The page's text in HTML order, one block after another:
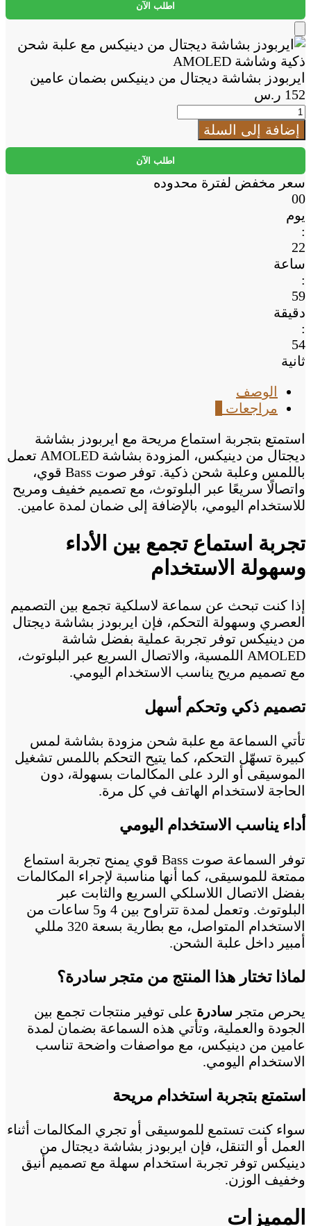
من
دينيكس
بضمان
عامين
اطلب الآن
Add
to
Cart
ايربودز بشاشة ديجتال من دينيكس بضمان عامين
152 ر.س
كمية
ايربودز
بشاشة
من
دينيكس
عامين
إضافة إلى السلة
اطلب الآن
سعر مخفض لفترة محدوده
00
يوم
:
22
ساعة
:
59
دقيقة
:
54
ثانية
الوصف
مراجعات
استمتع بتجربة استماع مريحة مع ايربودز بشاشة
ديجتال من دينيكس، المزودة بشاشة AMOLED تعمل
باللمس وعلبة شحن ذكية. توفر صوت Bass قوي،
واتصالًا سريعًا عبر البلوتوث، مع تصميم خفيف ومريح
للاستخدام اليومي، بالإضافة إلى ضمان لمدة عامين.
تجربة استماع تجمع بين الأداء
وسهولة الاستخدام
إذا كنت تبحث عن سماعة لاسلكية تجمع بين التصميم
العصري وسهولة التحكم، فإن ايربودز بشاشة ديجتال
من دينيكس توفر تجربة عملية بفضل شاشة
AMOLED اللمسية، والاتصال السريع عبر البلوتوث،
مع تصميم مريح يناسب الاستخدام اليومي.
تصميم ذكي وتحكم أسهل
تأتي السماعة مع علبة شحن مزودة بشاشة لمس
كبيرة تسهّل التحكم، كما يتيح التحكم باللمس تشغيل
الموسيقى أو الرد على المكالمات بسهولة، دون
الحاجة لاستخدام الهاتف في كل مرة.
أداء يناسب الاستخدام اليومي
توفر السماعة صوت Bass قوي يمنح تجربة استماع
ممتعة للموسيقى، كما أنها مناسبة لإجراء المكالمات
بفضل الاتصال اللاسلكي السريع والثابت عبر
البلوتوث. وتعمل لمدة تتراوح بين 4 و5 ساعات من
الاستخدام المتواصل، مع بطارية بسعة 320 مللي
أمبير داخل علبة الشحن.
لماذا تختار هذا المنتج من متجر سادرة؟
يحرص متجر سادرة على توفير منتجات تجمع بين
الجودة والعملية، وتأتي هذه السماعة بضمان لمدة
عامين من دينيكس، مع مواصفات واضحة تناسب
الاستخدام اليومي.
استمتع بتجربة استخدام مريحة
سواء كنت تستمع للموسيقى أو تجري المكالمات أثناء
العمل أو التنقل، فإن ايربودز بشاشة ديجتال من
دينيكس توفر تجربة استخدام سهلة مع تصميم أنيق
وخفيف الوزن.
المميزات